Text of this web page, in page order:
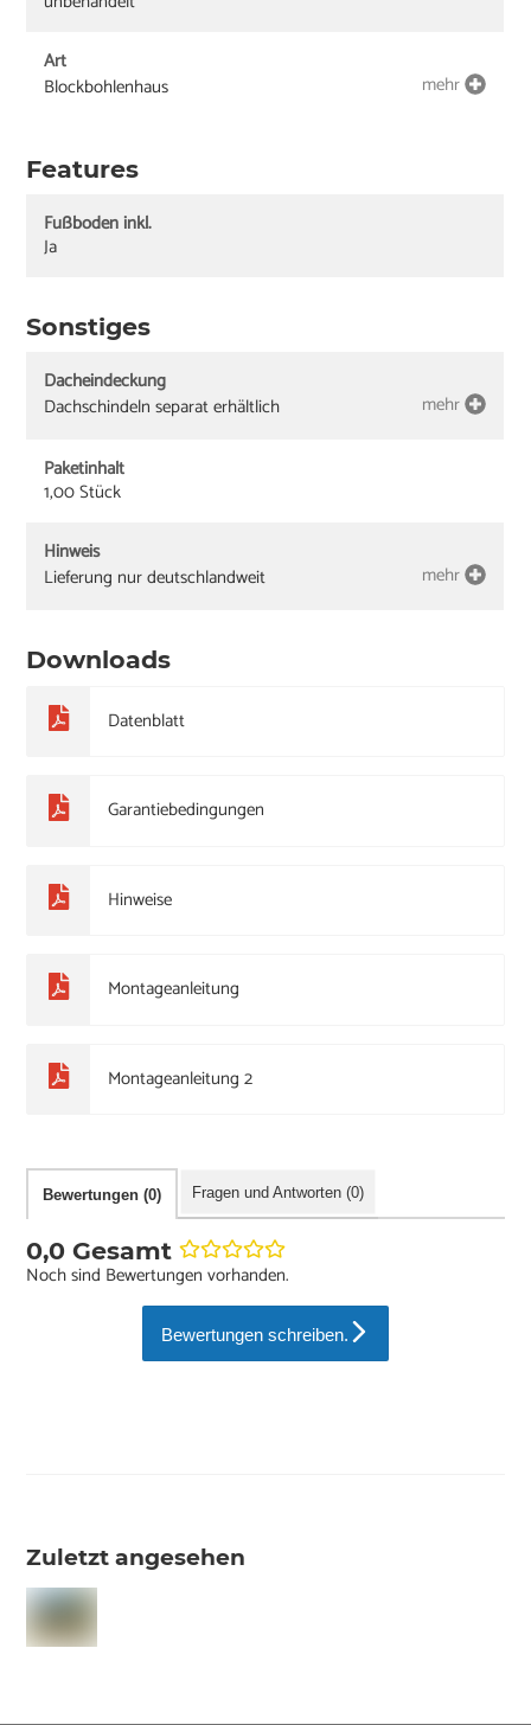
Art
Blockbohlenhaus
mehr
Features
Fußboden inkl.
Ja
Sonstiges
Dacheindeckung
Dachschindeln separat erhältlich
mehr
Paketinhalt
1,00 Stück
Hinweis
Lieferung nur deutschlandweit
mehr
Downloads
Datenblatt
Garantiebedingungen
Hinweise
Montageanleitung
Montageanleitung 2
Bewertungen (0) Fragen und Antworten (0)
0,0 Gesamt
Noch sind Bewertungen vorhanden.
Bewertungen schreiben.
Zuletzt angesehen